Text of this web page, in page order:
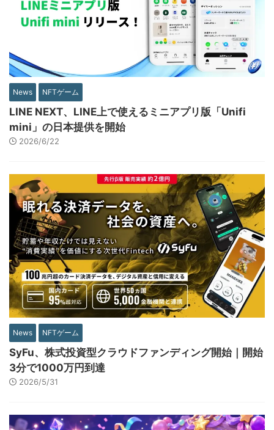
News NFTゲーム
LINE NEXT、LINE上で使えるミニアプリ版「Unifi
mini」の日本提供を開始
2026/6/22
News NFTゲーム
SyFu、株式投資型クラウドファンディング開始｜開始
3分で1000万円到達
2026/5/31